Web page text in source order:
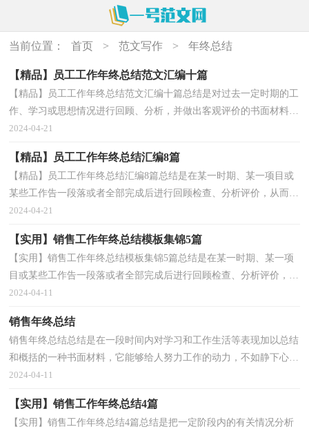
当前位置： 首页 > 范文写作 > 年终总结
【精品】员工工作年终总结范文汇编十篇
【精品】员工工作年终总结范文汇编十篇总结是对过去一定时期的工
作、学习或思想情况进行回顾、分析，并做出客观评价的书面材料，
它可以使我们更有效率，为此我们要做好回顾，写好总...
2024-04-21
【精品】员工工作年终总结汇编8篇
【精品】员工工作年终总结汇编8篇总结是在某一时期、某一项目或
某些工作告一段落或者全部完成后进行回顾检查、分析评价，从而得
出教训和一些规律性认识的一种书面材料，它可以...
2024-04-21
【实用】销售工作年终总结模板集锦5篇
【实用】销售工作年终总结模板集锦5篇总结是在某一时期、某一项
目或某些工作告一段落或者全部完成后进行回顾检查、分析评价，从
而得出教训和一些规律性认识的一种书面材料，它...
2024-04-11
销售年终总结
销售年终总结总结是在一段时间内对学习和工作生活等表现加以总结
和概括的一种书面材料，它能够给人努力工作的动力，不如静下心来
好好写写总结吧。总结一般是怎么写的呢？下面是小...
2024-04-11
【实用】销售工作年终总结4篇
【实用】销售工作年终总结4篇总结是把一定阶段内的有关情况分析